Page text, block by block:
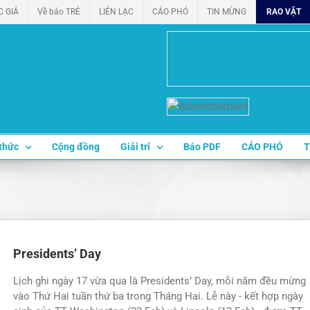
GIẢ Về báo TRẺ LIÊN LẠC CÁO PHÓ TIN MỪNG RAO VẶT
Cộng đồng Giải trí Báo PDF CÁO PHÓ
Presidents’ Day
Lịch ghi ngày 17 vừa qua là Presidents’ Day, mỗi năm đều mừng
vào Thứ Hai tuần thứ ba trong Tháng Hai. Lễ này - kết hợp ngày